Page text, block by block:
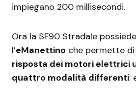
impiegano 200 millisecondi.
Ora la SF90 Stradale
l’eManettino che permette
risposta dei motori elettrici
quattro modalità differenti: